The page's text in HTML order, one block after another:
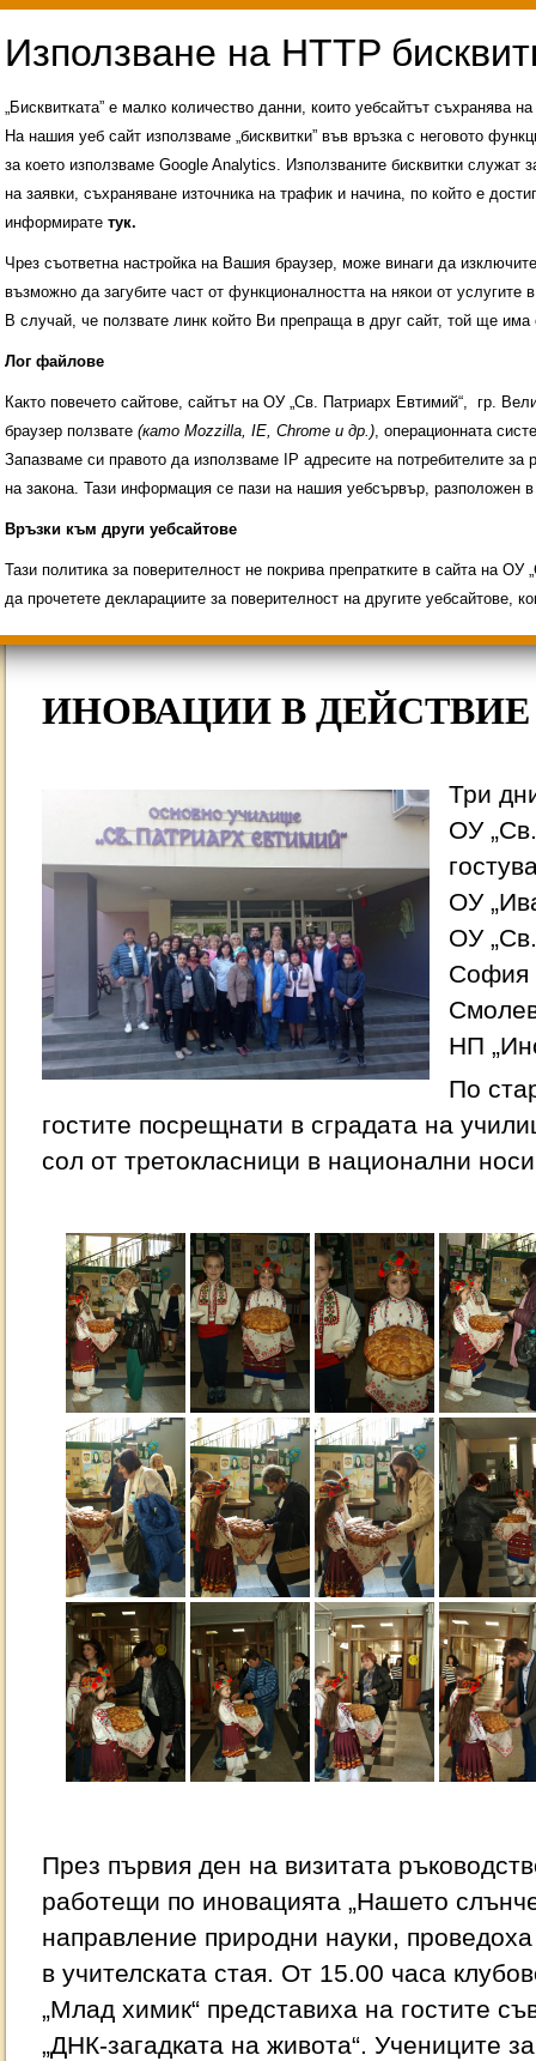
Свободни места за ученици
ИНОВАЦИЯ 2026
Олимпиади 2025/2026
ИНОВАЦИИ В ДЕЙСТВИЕ
Три
ОУ
ОУ
ОУ
София
НП
По
гостите посрещнати в сградата на
сол от третокласници в национални
През първия ден на визитата
работещи по иновацията „Нашето
направление природни науки,
в учителската стая. От 15.00 часа
„Млад химик“ представиха на гостите
„ДНК-загадката на живота“. Учениците
„Бисквитката” е малко количество данни, които уебсайтът съхранява
На нашия уеб сайт използваме „бисквитки” във връзка с неговото
за което използваме Google Analytics. Използваните бисквитки служат
на заявки, съхраняване източника на трафик и начина, по който е
информирате тук.
Чрез съответна настройка на Вашия браузер, може винаги да
възможно да загубите част от функционалността на някои от услугите
В случай, че ползвате линк който Ви препраща в друг сайт, той ще има
Лог файлове
Както повечето сайтове, сайтът на ОУ „Св. Патриарх Евтимий“, гр.
браузер ползвате (като Mozzilla, IE, Chrome и др.), операционната
Запазваме си правото да използваме IP адресите на потребителите
на закона. Тази информация се пази на нашия уебсървър,
Връзки към други уебсайтове
Тази политика за поверителност не покрива препратките в сайта на
да прочетете декларациите за поверителност на другите уебсайтове,